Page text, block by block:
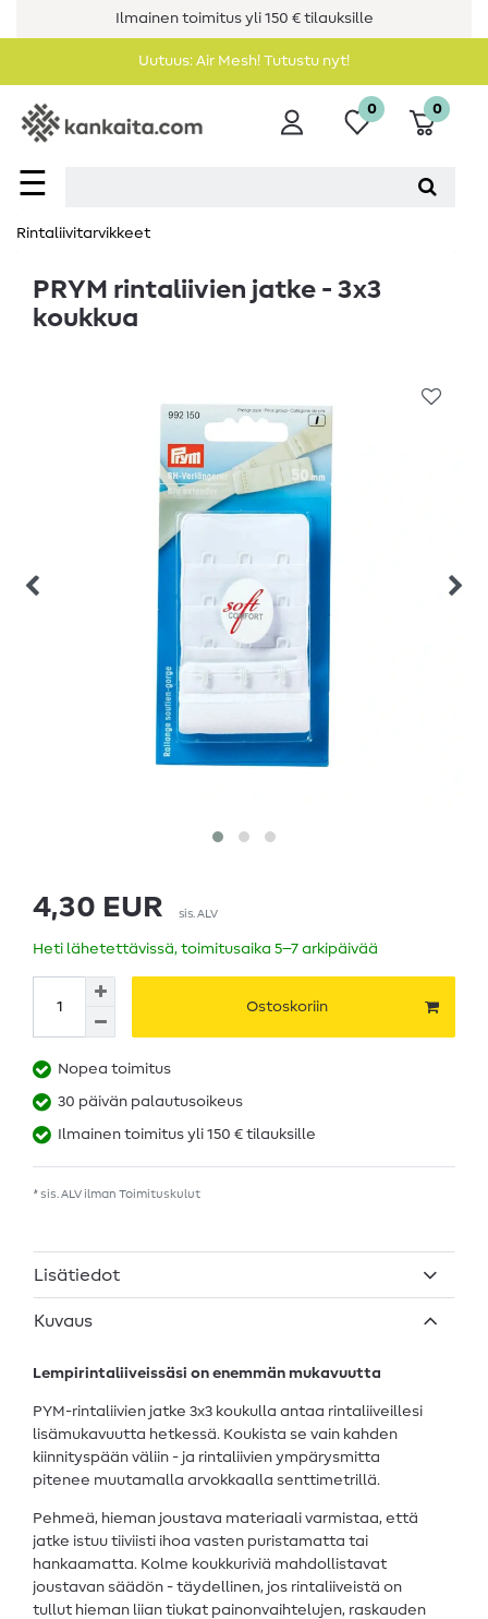
Ilmainen toimitus yli 150 € tilauksille
Uutuus: Air Mesh! Tutustu nyt!
☰
0 0
Rintaliivitarvikkeet
PRYM rintaliivien jatke - 3x3
koukkua
4,30 EUR sis. ALV
Heti lähetettävissä, toimitusaika 5–7 arkipäivää
Ostoskoriin
Nopea toimitus
30 päivän palautusoikeus
Ilmainen toimitus yli 150 € tilauksille
* sis. ALV ilman Toimituskulut
Lisätiedot
Kuvaus
Lempirintaliiveissäsi on enemmän mukavuutta
PYM-rintaliivien jatke 3x3 koukulla antaa rintaliiveillesi
lisämukavuutta hetkessä. Koukista se vain kahden
kiinnityspään väliin - ja rintaliivien ympärysmitta
pitenee muutamalla arvokkaalla senttimetrillä.
Pehmeä, hieman joustava materiaali varmistaa, että
jatke istuu tiiviisti ihoa vasten puristamatta tai
hankaamatta. Kolme koukkuriviä mahdollistavat
joustavan säädön - täydellinen, jos rintaliiveistä on
tullut hieman liian tiukat painonvaihtelujen, raskauden